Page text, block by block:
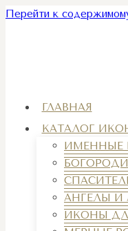
Перейти к
ГЛАВНАЯ
КАТАЛОГ
ИМЕННЫЕ
АНГЕЛЫ И
ИКОНЫ